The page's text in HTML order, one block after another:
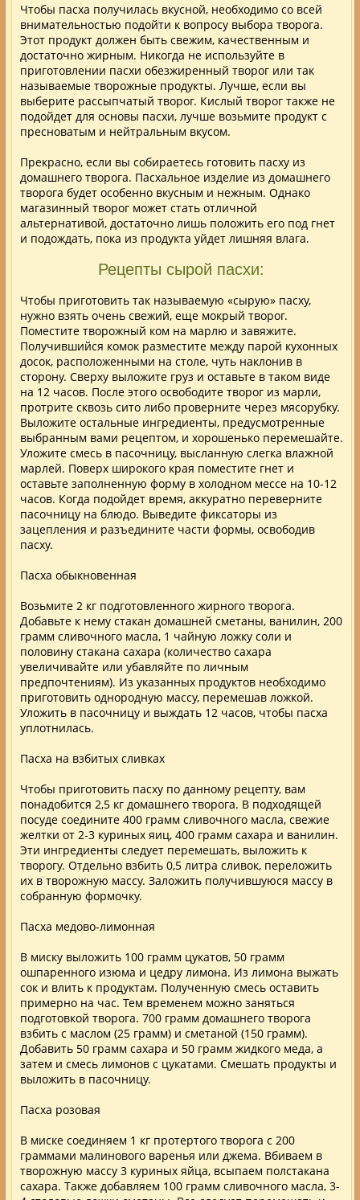
Чтобы пасха получилась вкусной, необходимо со всей
внимательностью подойти к вопросу выбора творога.
Этот продукт должен быть свежим, качественным и
достаточно жирным. Никогда не используйте в
приготовлении пасхи обезжиренный творог или так
называемые творожные продукты. Лучше, если вы
выберите рассыпчатый творог. Кислый творог также не
подойдет для основы пасхи, лучше возьмите продукт с
пресноватым и нейтральным вкусом.
Прекрасно, если вы собираетесь готовить пасху из
домашнего творога. Пасхальное изделие из домашнего
творога будет особенно вкусным и нежным. Однако
магазинный творог может стать отличной
альтернативой, достаточно лишь положить его под гнет
и подождать, пока из продукта уйдет лишняя влага.
Рецепты сырой пасхи:
Чтобы приготовить так называемую «сырую» пасху,
нужно взять очень свежий, еще мокрый творог.
Поместите творожный ком на марлю и завяжите.
Получившийся комок разместите между парой кухонных
досок, расположенными на столе, чуть наклонив в
сторону. Сверху выложите груз и оставьте в таком виде
на 12 часов. После этого освободите творог из марли,
протрите сквозь сито либо проверните через мясорубку.
Выложите остальные ингредиенты, предусмотренные
выбранным вами рецептом, и хорошенько перемешайте.
Уложите смесь в пасочницу, высланную слегка влажной
марлей. Поверх широкого края поместите гнет и
оставьте заполненную форму в холодном мессе на 10-12
часов. Когда подойдет время, аккуратно переверните
пасочницу на блюдо. Выведите фиксаторы из
зацепления и разъедините части формы, освободив
пасху.
Пасха обыкновенная
Возьмите 2 кг подготовленного жирного творога.
Добавьте к нему стакан домашней сметаны, ванилин, 200
грамм сливочного масла, 1 чайную ложку соли и
половину стакана сахара (количество сахара
увеличивайте или убавляйте по личным
предпочтениям). Из указанных продуктов необходимо
приготовить однородную массу, перемешав ложкой.
Уложить в пасочницу и выждать 12 часов, чтобы пасха
уплотнилась.
Пасха на взбитых сливках
Чтобы приготовить пасху по данному рецепту, вам
понадобится 2,5 кг домашнего творога. В подходящей
посуде соедините 400 грамм сливочного масла, свежие
желтки от 2-3 куриных яиц, 400 грамм сахара и ванилин.
Эти ингредиенты следует перемешать, выложить к
творогу. Отдельно взбить 0,5 литра сливок, переложить
их в творожную массу. Заложить получившуюся массу в
собранную формочку.
Пасха медово-лимонная
В миску выложить 100 грамм цукатов, 50 грамм
ошпаренного изюма и цедру лимона. Из лимона выжать
сок и влить к продуктам. Полученную смесь оставить
примерно на час. Тем временем можно заняться
подготовкой творога. 700 грамм домашнего творога
взбить с маслом (25 грамм) и сметаной (150 грамм).
Добавить 50 грамм сахара и 50 грамм жидкого меда, а
затем и смесь лимонов с цукатами. Смешать продукты и
выложить в пасочницу.
Пасха розовая
В миске соединяем 1 кг протертого творога с 200
граммами малинового варенья или джема. Вбиваем в
творожную массу 3 куриных яйца, всыпаем полстакана
сахара. Также добавляем 100 грамм сливочного масла, 3-